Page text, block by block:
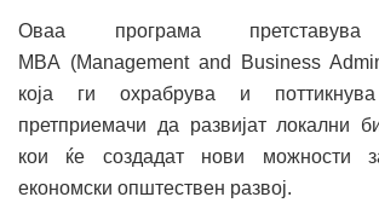
Оваа програма претставува
MBA (Management and Business
која ги охрабрува и поттикнува
претприемачи да развијат локални
кои ќе создадат нови можности
економски општествен развој.